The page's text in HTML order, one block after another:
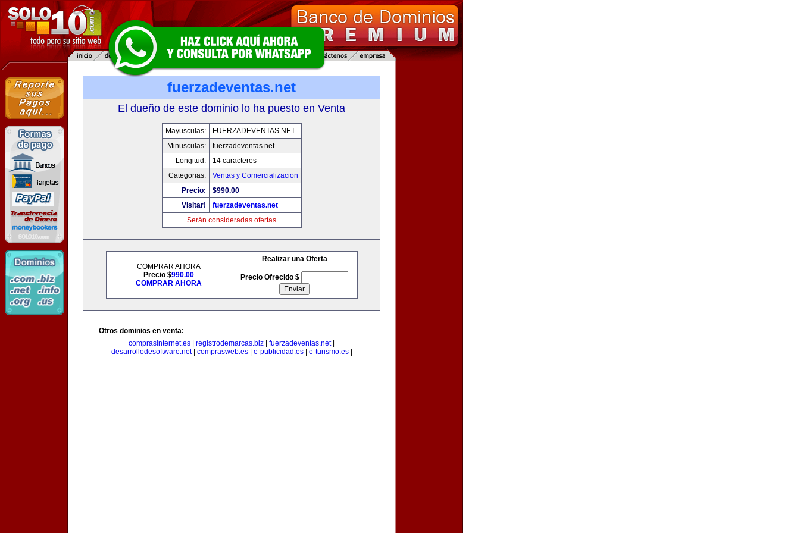
fuerzadeventas.net
El dueño de este dominio lo ha puesto en Venta
Mayusculas:
FUERZADEVENTAS.NET
Minusculas:
fuerzadeventas.net
Longitud:
14 caracteres
Categorias:
Ventas y Comercializacion
Precio:
$990.00
Visitar!
fuerzadeventas.net
Serán consideradas ofertas
COMPRAR AHORA
Precio $990.00
COMPRAR AHORA
Realizar una Oferta
Precio Ofrecido $
Otros dominios en venta:
comprasinternet.es
registrodemarcas.biz fuerzadeventas.net|
desarrollodesoftware.net| comprasweb.es| e-publicidad.es| e-turismo.es|